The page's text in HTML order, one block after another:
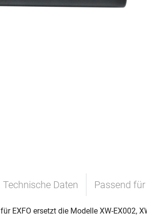
Technische Daten Passend
EXFO ersetzt die Modelle XW-EX002,